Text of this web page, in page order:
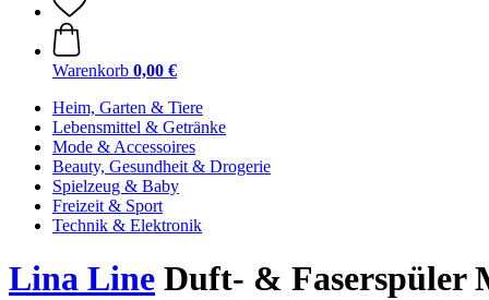
Warenkorb 0,00 €
Heim, Garten & Tiere
Lebensmittel & Getränke
Mode & Accessoires
Beauty, Gesundheit & Drogerie
Spielzeug & Baby
Freizeit & Sport
Technik & Elektronik
Lina Line Duft- & Faserspüler